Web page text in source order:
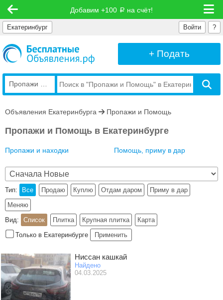
Добавим +100 руб на счёт!
Екатеринбург ?
Войти
+ Подать
Объявления Екатеринбурга Пропажи и Помощь
Пропажи и Помощь в Екатеринбурге
Пропажи и находки Помощь, приму в дар
Тип: Все Продаю Куплю Отдам даром
Приму в дар
Меняю
Вид:
Список Плитка Крупная плитка
Карта
Только в Екатеринбурге
Применить
Ниссан кашкай
Найдено
04.03.2025